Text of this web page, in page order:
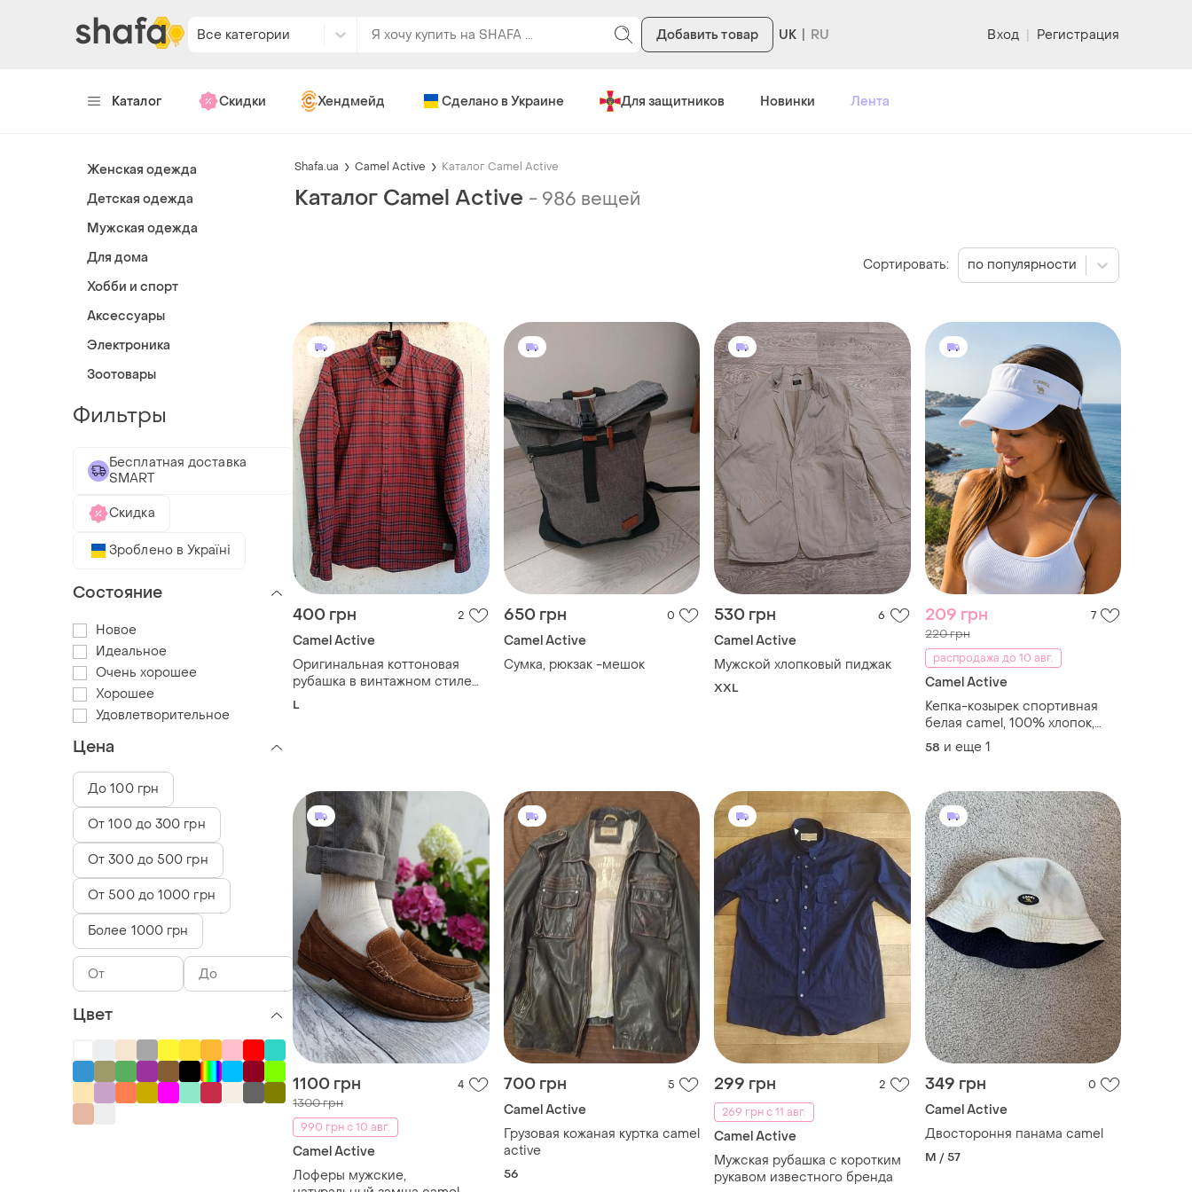
Все категории Добавить товар UK Вход | Регистрация
Каталог Скидки Хендмейд Сделано в Украине Для защитников Новинки Лента
Shafa.ua Camel Active Каталог Camel Active
Каталог Camel Active - 986 вещей
400 грн 2
Camel Active
Оригинальная коттоновая
рубашка в винтажном стиле
camel active
L
650 грн 0
Camel Active
Сумка, рюкзак -мешок
530 грн 6
Camel Active
Мужской хлопковый пиджак
XXL
209 грн 7
220 грн
распродажа до 10 авг.
Camel Active
Кепка-козырек спортивная
белая camel, 100% хлопок,
размер 54-58 см.
58 и еще 1
1100 грн 4
1300 грн
990 грн с 10 авг.
Camel Active
Лоферы мужские,
700 грн 5
Camel Active
Грузовая кожаная куртка camel
active
56
299 грн
2
269 грн с 11 авг.
Camel Active
Мужская рубашка с коротким
рукавом известного бренда
349 грн 0
Camel Active
Двостороння панама camel
M / 57
Сортировать: по популярности
Женская одежда
Детская одежда
Мужская одежда
Для дома
Хобби и спорт
Аксессуары
Электроника
Зоотовары
Фильтры
Бесплатная доставка
SMART
Скидка
Зроблено в Україні
Состояние
Новое
Идеальное
Очень хорошее
Хорошее
Удовлетворительное
Цена
До 100 грн
От 100 до 300 грн
От 300 до 500 грн
От 500 до 1000 грн
Более 1000 грн
Цвет